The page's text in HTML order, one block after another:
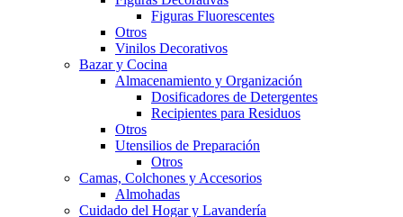
Figuras Fluorescentes
Otros
Vinilos Decorativos
Bazar y Cocina
Almacenamiento y Organización
Dosificadores de Detergentes
Recipientes para Residuos
Otros
Utensilios de Preparación
Otros
Camas, Colchones y Accesorios
Almohadas
Cuidado del Hogar y Lavandería